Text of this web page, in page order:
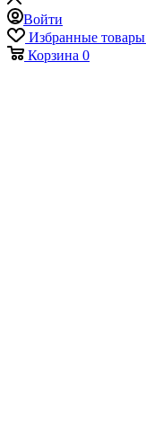
Войти
Избранные товары
Корзина 0